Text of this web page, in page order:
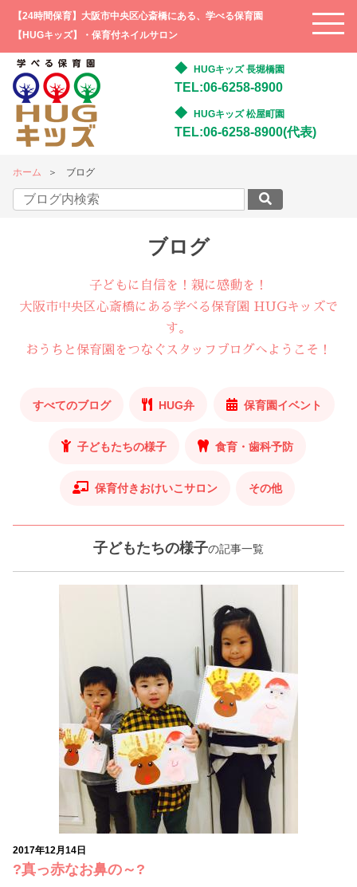
【24時間保育】大阪市中央区心斎橋にある、学べる保育園
【HUGキッズ】・保育付ネイルサロン
HUGキッズ 長堀橋園
TEL:06-6258-8900
HUGキッズ 松屋町園
TEL:06-6258-8900(代表)
ホーム ブログ
ブログ
子どもに自信を！親に感動を！
大阪市中央区心斎橋にある学べる保育園 HUGキッズで
す。
おうちと保育園をつなぐスタッフブログへようこそ！
すべてのブログ HUG弁 保育園イベント
子どもたちの様子 食育・歯科予防
保育付きおけいこサロン その他
子どもたちの様子の記事一覧
2017年12月14日
?真っ赤なお鼻の～?